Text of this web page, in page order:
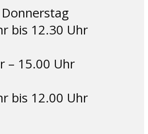
bis 12.30 Uhr
– 15.00 Uhr
bis 12.00 Uhr